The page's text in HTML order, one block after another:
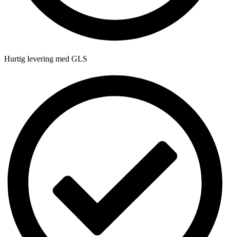
Hurtig levering med GLS